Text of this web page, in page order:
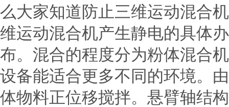
么大家知道防止三维运动混合
维运动混合机产生静电的具
布。混合的程度分为粉体混合
设备能适合更多不同的环境。
体物料正位移搅拌。悬臂轴结